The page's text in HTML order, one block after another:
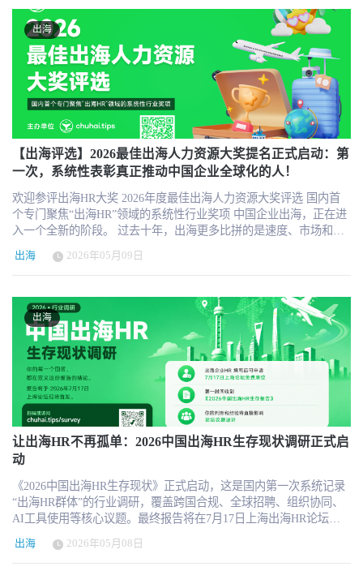
理，都需要逐步从“临时处理”走向“系统建设”。 这也是我们计划发
布《2026中国企业总部出海HR负责人能力图谱》的原因。 我们希望
和行业一起讨论：总部负责出海的HR，到底应该具备哪些核心能
力？这些能力是平行关系，还是存在层次？专业能力是否足够？跨
文化能力究竟应该如何定义？商业理解、组织判断、资源整合、个
体韧性、系统搭建，哪些才是真正决定出海HR能否胜任的关键变
量？ 这张图谱不是标准答案，而是行业共创的起点 这张图谱不会是
一个封闭的标准答案，而会是一个持续更新、持续完善的行业共创
框架。我们希望它能帮助中国企业总部负责出海的HR朋友更清楚地
理解自己的角色，也帮助企业管理者在设计岗位、选择人才和搭建
团队时，有一个更清晰的参照。中国企业出海进入深水区后，HR不
只是支持业务的人，更可能是帮助企业构建全球化组织能力的人。 7
月17日，我们将在上海举办的出海人力资源管理论坛上，正式发布
这张《2026中国企业总部出海HR负责人能力图谱》的首个版本。也
态伙伴参与讨论。你认为总部出海HR负责人最重要的能力是什么？
哪些能力被高估了，哪些能力还没有被充分重视？不同阶段、不同
海，我们一起讨论出海HR的未来角色 我们希望这张图谱不是一次发
布的终点，而是一场长期讨论的开始。普通HR解决问题，出海HR构
建系统。中国企业出海的下一阶段，也许正需要这样一批能够连接
总部与海外、理解业务与文化、推动组织系统建设的HR负责人。 欢
迎大家关注并参与7月17日上海出海人力资源管理论坛，一起讨论中
国企业出海过程中，HR如何从支持者走向组织系统的构建者。 会议
详情：https://www.chuhai.tips/forum/shanghai
出海HR服务与普通软件采购不同。企业选择一家EOR、薪酬外包、
保险经纪、签证移民、招聘服务或合规咨询机构，本质上是在把一
个海外市场的用工风险、一批员工的雇佣体验、一段业务扩张期的
组织稳定性，交给外部合作伙伴承接。因此，客户的决策逻辑不是
简单比较价格和功能，而是先看是否可信、是否专业、是否理解中
国企业出海场景。信任建立以后，销售才真正开始。 为什么要做
《2026中国企业出海人力资源服务指南》 正是基于这些真实需求，
HR科技云图与 chuhai.tips 共同发起《2026中国企业出海人力资源服
务指南》。我们希望把分散在不同国家、不同领域、不同服务类型
中的出海HR资源系统整理出来，让中国企业在进入海外市场时，能
够更快看到一张相对清晰的服务地图。 通过 www.chuhai.tips/map 企
业可以查看出海HR服务商资源，也可以进一步使用各国用工指南、
AI问答、服务商分类检索等功能。对于企业来说，这不是一个单纯
的供应商黄页，而是一个帮助他们理解需求、判断服务类别、筛选
合作机构的实用入口。对于服务机构来说，这也意味着一个更直接
的展示机会：你的服务不只是出现在一个页面上，而是出现在目标
但行业传播还需要更直观的载体。因此，我们将《2026中国企业出
海人力资源服务指南》进一步整理成新版图片版本，并将于7月17日
在上海正式发布。图片版本将嵌入中国人力资源科技云图体系中进
行展示和传播，适合用于行业会议、企业HR内部分享、微信群、朋
友圈、公众号、媒体报道和服务商选型早期沟通。 这对服务机构的
意义在于，图片版本具备更强的传播性和记忆点。当一家机构出现
在被行业认可的出海HR服务指南中，它获得的不只是一次品牌曝
光，更是一次出现在客户心智里的机会。很多企业不会在第一次看
到机构名称时立刻成交，但当他们多次在图谱、内容、社群、活动
和同行讨论中看到同一家机构时，信任会逐步累积。等真实需求出
现时，被记住的机构，才更有机会进入下一轮沟通。 7月17日上海发
布，是机构收录的重要窗口 新版《2026中国企业出海人力资源服务
指南》图片版本将于7月17日在上海正式发布。目前，本轮图片版本
的机构收录仍在开放。对于正在服务中国企业出海的机构来说，这
也可以进入后续围绕指南展开的内容传播、社群扩散、行业展示和
企业需求连接。 出海HR服务的成交往往不是即时发生的，而是长期
海外薪资、个税、社保申报不规范，极易触发稽查罚款 - 跨境派
遣、远程办公员工身份混乱，风控体系不闭环 - 海外团队入离职、
调岗裁员流程不规范，引发劳动仲裁 - 多国家团队用工台账混乱，
无合规自查机制，风险持续累积 为帮助出海HR高效避坑、搭建标准
化跨境用工合规体系，6月25日 10:00，HRTech出海俱乐部专属直播
互动专场开启，聚焦出海HR真实工作难题，用实战案例给出可落地
的合规解决方案。 直播核心信息 直播时间： 2026年6月25日（周
四）10:00 报名链接： http://hrnext.cn/rS5RO4 （报名后发送会议链
接） 直播时长：60分钟 直播平台： 腾讯会议 腾讯会议仅限100人，
先到先得，报名从速！ 适合人群 出海企业 HR 负责人 / CHO、人才
发展负责人 正在或计划出海的企业业务线负责人、项目负责人 负责
规风险、想优化出海人才策略的企业管理者 关注跨境用工趋势、希
望学习实战案例的 HR 从业者 为什么这场直播值得你蹲？ 拒绝纸上
谈兵，只讲 HR 能直接用的实战方案 不堆砌通用法规条文，聚焦中
国企业出海最常踩的合规坑：用工模式选择、属地社保个税申报、
播特邀出海实战专家，分别深谙出海HR合规痛点与各地属地法规盲
区以及专注海外人才搭建与跨境招聘实战。直播全程开放专家对
谈，互动答疑，大家在合规风控、海外招人、团队管理中遇到的个
性化难题，均可现场提问、针对性解答，不用盲目查资料、反复踩
坑试错。 覆盖企业出海全周期，适配所有发展阶段 无论你是刚出海
试水、只想解决小团队合规问题，还是计划规模化扩张、搭建全球
人才体系，都能找到适配自身阶段的合规思路，从 0 到 1 筑牢海外
用工安全线。 HR 专属交流场，同行经验双向赋能 这不仅是一场单
向分享，更是出海 HR 的专属交流沙龙。你可以和同行交流踩坑经
历、学习不同行业的出海用工经验，拓宽解决问题的思路。 联系我
们： 报名咨询：小科 微信：hrtech-china 邮件：hi@hrtechchina.com
商务合作：奈斯 奈斯 获取详细合作方案 微信：hrtechnice 奈斯邮
件：nice@hrtechchina.com 关于HRTech出海俱乐部 HRTech出海俱乐
部是中国领先企业出海人力资源信息服务平台，为出海企业提供一
站式人力资源解决方案的信息指南；同时联合全球领先的人力资源
服务机构，结合本地化资源和服务，为企业出海提供专业的人力资
出海
【出海评选】2026最佳出海人力资源大奖提名正式启动：第
一次，系统性表彰真正推动中国企业全球化的人！
欢迎参评出海HR大奖 2026年度最佳出海人力资源大奖评选 国内首
个专门聚焦“出海HR”领域的系统性行业奖项 中国企业出海，正在进
入一个全新的阶段。 过去十年，出海更多比拼的是速度、市场和规
模；而今天，越来越多企业开始意识到：真正决定一家企业能否长
期扎根海外的，不只是产品和销售，而是组织能力。 而组织能力的
背后，是人。 从东南亚工厂落地，到欧洲团队本地化；从中东用工
合规，到全球薪酬福利体系；从跨文化管理，到海外核心人才招聘
——几乎每一个关键问题，最终都会回到HR。 但长期以来，出海
HR这个群体，却几乎没有被真正系统性地看见。 他们在总部协调全
球组织，在业务与合规之间反复平衡，在时差、文化、法律与人才
竞争中不断解决问题；他们往往是企业里最懂海外的人，却也是最
容易被忽视的人。 今天，我们希望正式改变这件事。 2026中国出海
HR年度奖项，正式启动申报。 这是国内首个专门聚焦“出海HR”领域
的系统性行业奖项，由 chuhai.tips｜HRTech出海俱乐部 发起，面向
正在参与中国企业全球化进程的HR个人、HR团队，以及服务出海企
业的人力资源服务机构。 本届奖项共设13个奖项，覆盖企业端与服
务机构端多个维度。 颁奖典礼将于2026年7月17日在上海举行的
是第一次，行业开始正式记录、认可并传播“出海HR”这份工作的价
值。 为什么我们决定做这件事 过去几年，我们持续接触了大量中国
出海企业HR。 有人负责从0到1搭建海外团队； 有人同时管理十几
个国家的劳动法与用工体系； 有人在海外工厂落地过程中，独自处
出海 2026年05月09日
出海
让出海HR不再孤单：2026中国出海HR生存现状调研正式启
动
《2026中国出海HR生存现状》正式启动，这是国内第一次系统记录
“出海HR群体”的行业调研，覆盖跨国合规、全球招聘、组织协同、
AI工具使用等核心议题。最终报告将在7月17日上海出海HR论坛现
场发布，参与者可优先获得完整报告，出海企业HR还可申请免费论
坛席位。出海HR长期缺少真正属于自己的行业数据，这次值得一起
参与。参与链接：chuhai.tips/survey 出海，是过去十年中国企业最重
出海 2026年05月08日